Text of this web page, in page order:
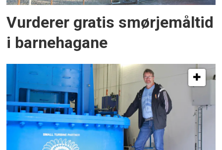
Vurderer gratis smørjemåltid
i barnehagane